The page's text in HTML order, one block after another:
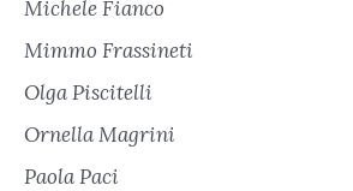
Michele Fianco
Mimmo Frassineti
Olga Piscitelli
Ornella Magrini
Paola Paci